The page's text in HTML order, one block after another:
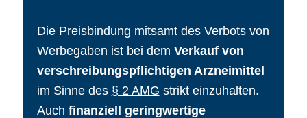
Die Preisbindung mitsamt des Verbots von
Werbegaben ist bei dem Verkauf von
verschreibungspflichtigen Arzneimittel
im Sinne des § 2 AMG strikt einzuhalten.
Auch finanziell geringwertige